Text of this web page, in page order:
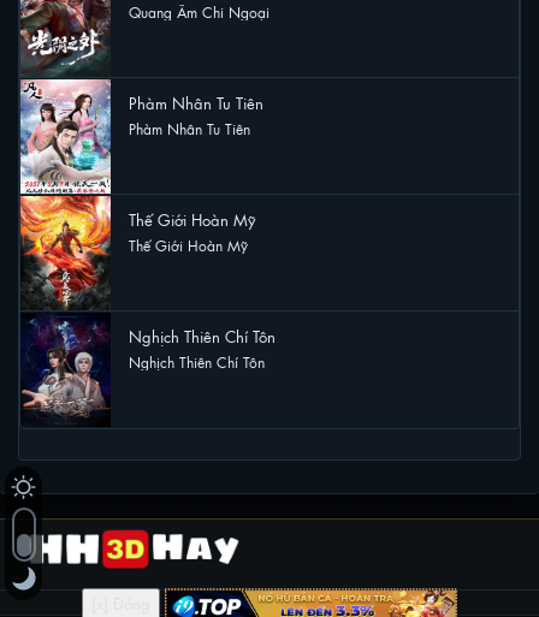
Quang Âm Chi Ngoại
Phàm Nhân Tu Tiên
Phàm Nhân Tu Tiên
Thế Giới Hoàn Mỹ
Thế Giới Hoàn Mỹ
Nghịch Thiên Chí Tôn
Nghịch Thiên Chí Tôn